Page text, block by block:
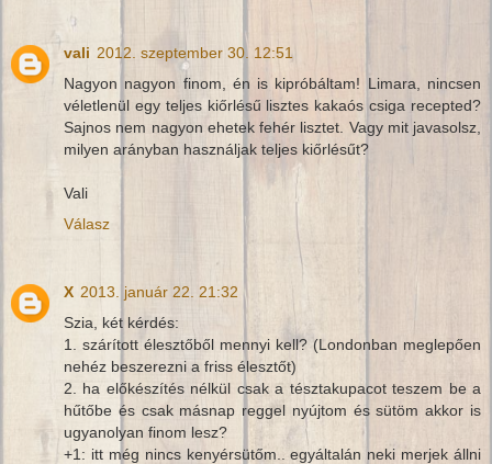
vali 2012. szeptember 30. 12:51
Nagyon nagyon finom, én is kipróbáltam! Limara, nincsen
véletlenül egy teljes kiőrlésű lisztes kakaós csiga recepted?
Sajnos nem nagyon ehetek fehér lisztet. Vagy mit javasolsz,
milyen arányban használjak teljes kiőrlésűt?
Vali
Válasz
X 2013. január 22. 21:32
Szia, két kérdés:
1. szárított élesztőből mennyi kell? (Londonban meglepően
nehéz beszerezni a friss élesztőt)
2. ha előkészítés nélkül csak a tésztakupacot teszem be a
hűtőbe és csak másnap reggel nyújtom és sütöm akkor is
ugyanolyan finom lesz?
+1: itt még nincs kenyérsütőm.. egyáltalán neki merjek állni